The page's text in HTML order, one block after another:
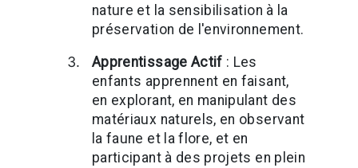
nature et la sensibilisation à la
préservation de l'environnement.
Apprentissage Actif : Les
enfants apprennent en faisant,
en explorant, en manipulant des
matériaux naturels, en observant
la faune et la flore, et en
participant à des projets en plein